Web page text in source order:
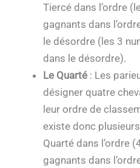
Tiercé dans l’ordre
gagnants dans
le désordre (les 3
dans le désordre).
Le Quarté : Les
désigner quatre
leur ordre de
existe donc
Quarté dans l’ordre
gagnants dans